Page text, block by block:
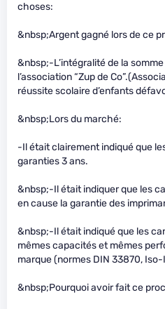
choses:
&nbsp;Argent gagné lors de ce
&nbsp;-L’intégralité de la
l’association “Zup de
réussite scolaire d’enfants
&nbsp;Lors du marché:
-Il était clairement indiqué que
garanties 3 ans.
&nbsp;-Il était indiquer que les
en cause la garantie des
&nbsp;-Il était indiqué que les
mêmes capacités et mêmes
marque (normes DIN 33870, Iso-
&nbsp;Pourquoi avoir fait ce